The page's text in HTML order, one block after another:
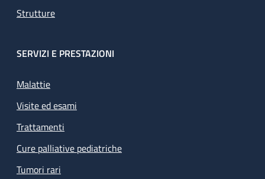
Strutture
SERVIZI E PRESTAZIONI
Malattie
Visite ed esami
Trattamenti
Cure palliative pediatriche
Tumori rari